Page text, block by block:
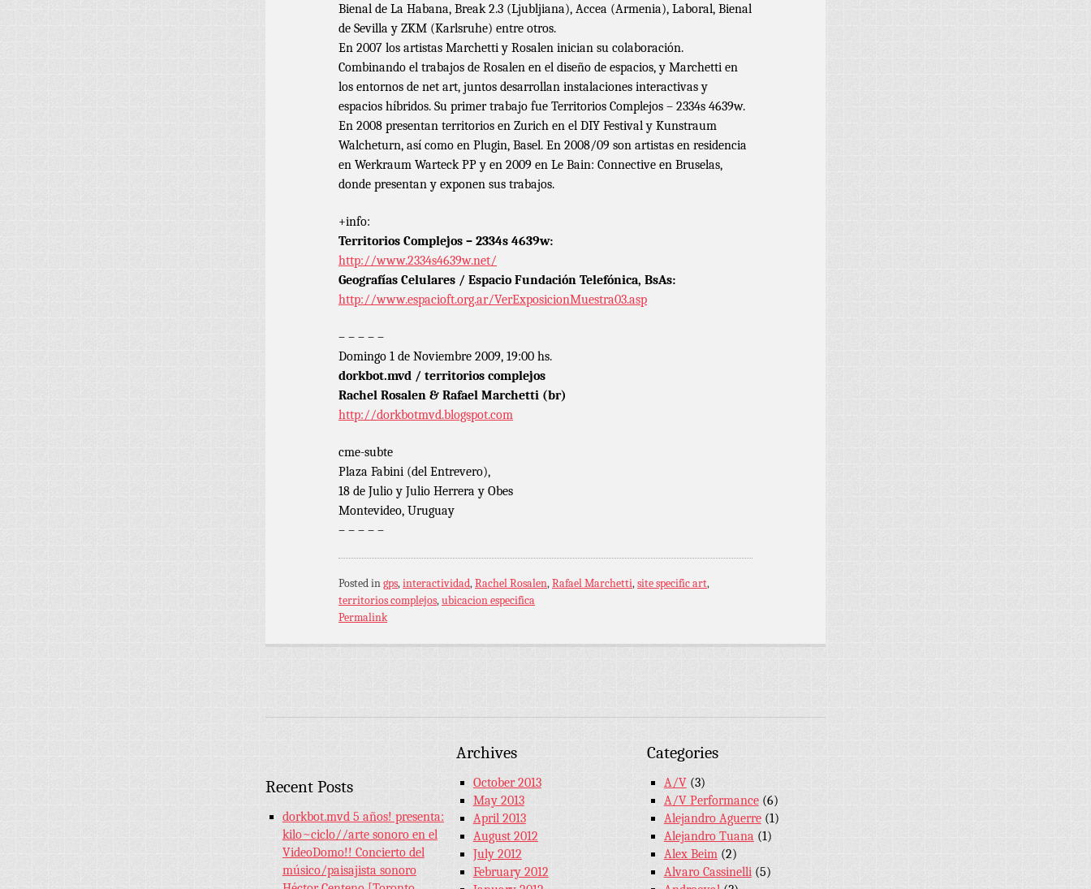
Bienal de La Habana, Break 2.3 (Ljubljiana), Accea (Armenia), Laboral, Bienal
de Sevilla y ZKM (Karlsruhe) entre otros.
En 2007 los artistas Marchetti y Rosalen inician su colaboración.
Combinando el trabajos de Rosalen en el diseño de espacios, y Marchetti en
los entornos de net art, juntos desarrollan instalaciones interactivas y
espacios híbridos. Su primer trabajo fue Territorios Complejos – 2334s 4639w.
En 2008 presentan territorios en Zurich en el DIY Festival y Kunstraum
Walcheturn, así como en Plugin, Basel. En 2008/09 son artistas en residencia
en Werkraum Warteck PP y en 2009 en Le Bain: Connective en Bruselas,
donde presentan y exponen sus trabajos.
+info:
Territorios Complejos – 2334s 4639w:
http://www.2334s4639w.net/
Geografías Celulares / Espacio Fundación Telefónica, BsAs:
http://www.espacioft.org.ar/VerExposicionMuestra03.asp
– – – – –
Domingo 1 de Noviembre 2009, 19:00 hs.
dorkbot.mvd / territorios complejos
Rachel Rosalen & Rafael Marchetti (br)
http://dorkbotmvd.blogspot.com
cme-subte
Plaza Fabini (del Entrevero),
18 de Julio y Julio Herrera y Obes
Montevideo, Uruguay
– – – – –
Posted ingps,interactividad,Rachel Rosalen,Rafael Marchetti,site specific art,
territorios complejos,ubicacion especifica
Permalink
Recent Posts
dorkbot.mvd 5 años! presenta:
kilo~ciclo//arte sonoro en el
VideoDomo!! Concierto del
músico/paisajista sonoro
Archives
October 2013
May 2013
April 2013
August 2012
July 2012
February 2012
Categories
A/V(3)
A/V Performance(6)
Alejandro Aguerre(1)
Alejandro Tuana(1)
Alex Beim(2)
Alvaro Cassinelli(5)